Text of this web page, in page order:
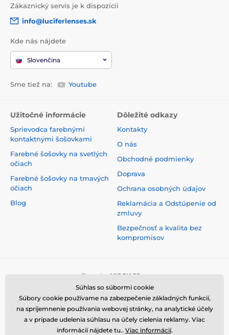
Zákaznický servis je k dispozícii
info@luciferlenses.sk
Kde nás nájdete
Slovenčina
Sme tiež na: Youtube
Užitočné informácie
Sprievodca farebnými
kontaktnými šošovkami
Farebné šošovky na svetlých
očiach
Farebné šošovky na tmavých
očiach
Blog
Dôležité odkazy
Kontakty
O nás
Obchodné podmienky
Doprava
Ochrana osobných údajov
Reklamácia a Odstúpenie od
zmluvy
Bezpečnosť a kvalita bez
kompromisov
Súhlas so súbormi cookie
Súbory cookie používame na zabezpečenie základných funkcií,
na spríjemnenie používania webovej stránky, na analytické účely
a v prípade udelenia súhlasu na účely cielenia reklamy. Viac
informácií nájdete tu.. Viac informácií.